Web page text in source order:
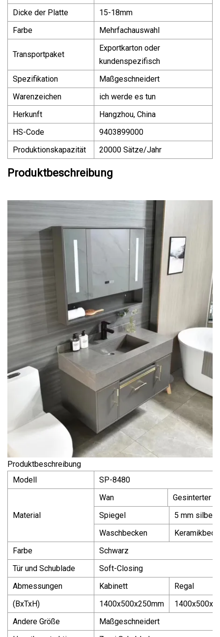
Dicke der Platte
15-18mm
Farbe
Mehrfachauswahl
Transportpaket
Exportkarton oder
kundenspezifisch
Spezifikation
Maßgeschneidert
Warenzeichen
ich werde es tun
Herkunft
Hangzhou, China
HS-Code
9403899000
Produktionskapazität
20000 Sätze/Jahr
Produktbeschreibung
Produktbeschreibung
Modell
SP-8480
Material
Wan
Gesinterter
Spiegel
5 mm
Waschbecken
Farbe
Schwarz
Tür und Schublade
Soft-Closing
Abmessungen
Kabinett
Regal
(BxTxH)
1400x500x250mm
Andere Größe
Maßgeschneidert